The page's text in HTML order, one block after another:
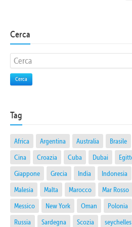
Cerca
Cerca
Tag
Africa Argentina Australia Brasile
Cina
Croazia Cuba Dubai
Giappone
Grecia India Indonesia
Malesia
Malta Marocco Mar Rosso
Messico
New York Oman Polonia
Russia
Sardegna Scozia seychelles